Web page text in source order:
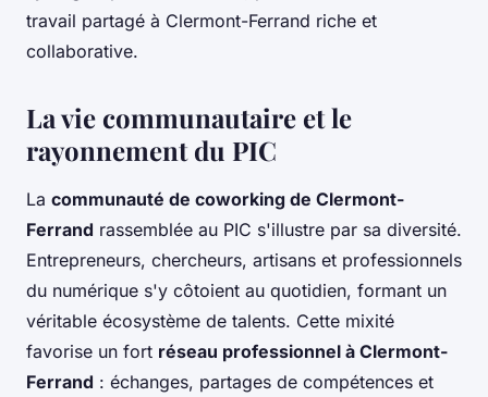
travail partagé à Clermont-Ferrand riche et
collaborative.
La vie communautaire et le
rayonnement du PIC
La communauté de coworking de Clermont-
Ferrand rassemblée au PIC s'illustre par sa diversité.
Entrepreneurs, chercheurs, artisans et professionnels
du numérique s'y côtoient au quotidien, formant un
véritable écosystème de talents. Cette mixité
favorise un fort réseau professionnel à Clermont-
Ferrand : échanges, partages de compétences et